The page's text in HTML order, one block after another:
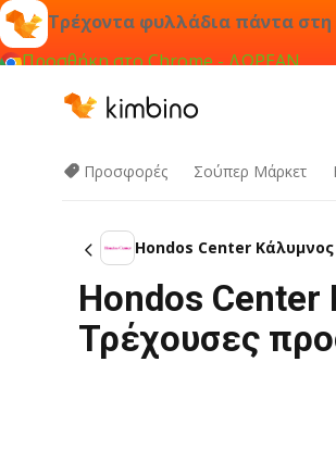
Τρέχοντα φυλλάδια πάντα στη
Προσθήκη στο Chrome - ΔΩΡΕΑΝ
Προσφορές Σούπερ Μάρκετ
Hondos Center Κάλυμνος
Hondos
Τρέχουσες